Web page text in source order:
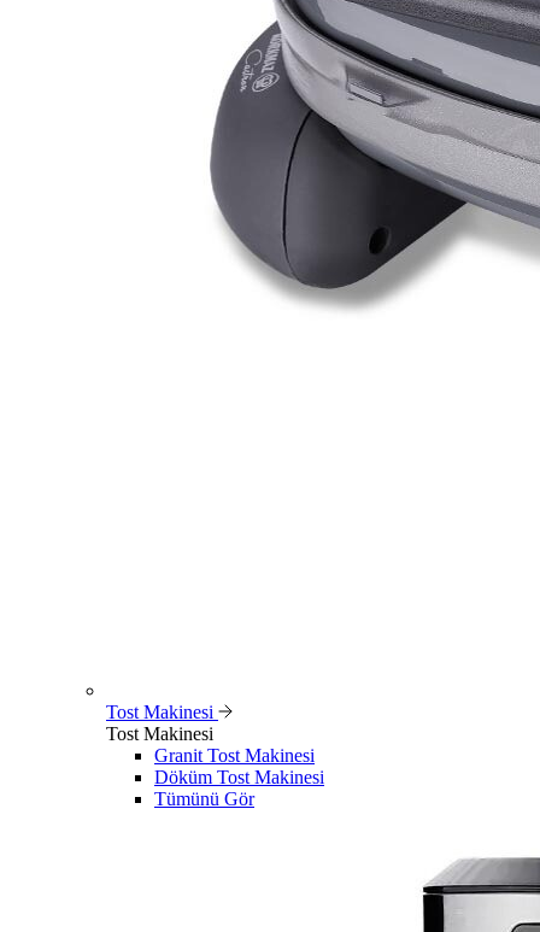
Tost Makinesi
Tost Makinesi
Granit Tost Makinesi
Döküm Tost Makinesi
Tümünü Gör